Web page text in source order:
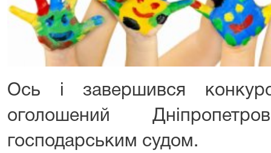
Ось і завершився
оголошений
господарським судом.